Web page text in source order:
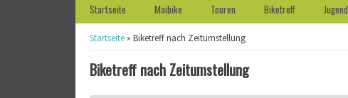
Startseite Maibike Touren Biketreff Jugend
Sie sind hier
Startseite » Biketreff nach Zeitumstellung
Biketreff nach Zeitumstellung